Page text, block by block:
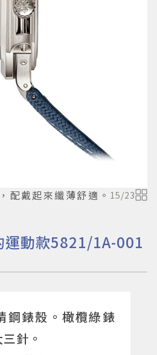
配戴起來纖薄舒適。 15/23
動款5821/1A-001
錶殼。橄欖綠錶
針。